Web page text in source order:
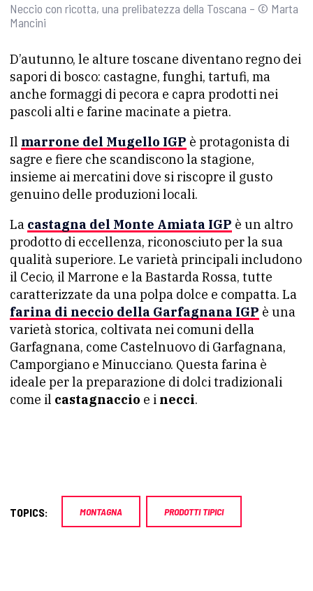
Neccio con ricotta, una prelibatezza della Toscana – © Marta
Mancini
D’autunno, le alture toscane diventano regno dei
sapori di bosco: castagne, funghi, tartufi, ma
anche formaggi di pecora e capra prodotti nei
pascoli alti e farine macinate a pietra.
Il marrone del Mugello IGP è protagonista di
sagre e fiere che scandiscono la stagione,
insieme ai mercatini dove si riscopre il gusto
genuino delle produzioni locali.
La castagna del Monte Amiata IGP è un altro
prodotto di eccellenza, riconosciuto per la sua
qualità superiore. Le varietà principali includono
il Cecio, il Marrone e la Bastarda Rossa, tutte
caratterizzate da una polpa dolce e compatta. La
farina di neccio della Garfagnana IGP è una
varietà storica, coltivata nei comuni della
Garfagnana, come Castelnuovo di Garfagnana,
Camporgiano e Minucciano. Questa farina è
ideale per la preparazione di dolci tradizionali
come il castagnaccio e i necci.
TOPICS: MONTAGNA PRODOTTI TIPICI